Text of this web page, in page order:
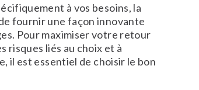
à vos besoins, la
fournir une façon innovante
Pour maximiser votre retour
risques liés au choix et à
il est essentiel de choisir le bon